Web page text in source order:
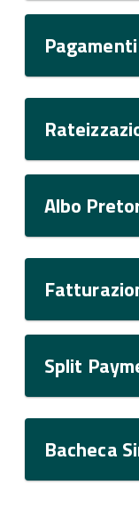
Pagamenti
Albo
Split
Bacheca